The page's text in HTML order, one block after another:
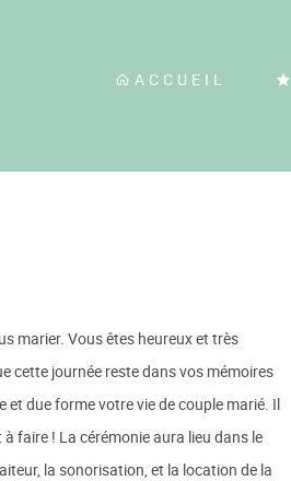
ACCUEIL
marier. Vous êtes heureux et très
cette journée reste dans vos mémoires
et due forme votre vie de couple marié. Il
faire ! La cérémonie aura lieu dans le
la sonorisation, et la location de la